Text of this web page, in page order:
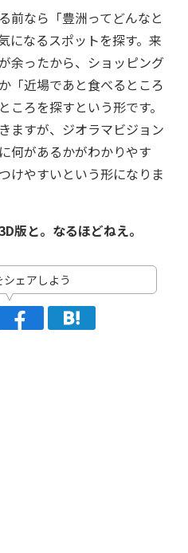
前なら「豊洲ってどんなと
になるスポットを探す。来
余ったから、ショッピング
「近場であと食べるところ
ろを探すという形です。
ますが、ジオラマビジョン
何があるかがわかりやす
けやすいという形になりま
と。なるほどねえ。
シェアしよう